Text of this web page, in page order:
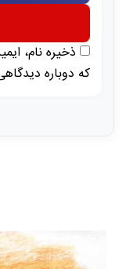
ذخیره نام،
که دوباره